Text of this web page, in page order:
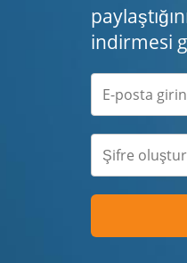
indirmesi